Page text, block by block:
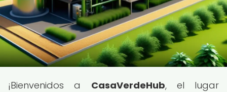
¡Bienvenidos a CasaVerdeHub, el lugar